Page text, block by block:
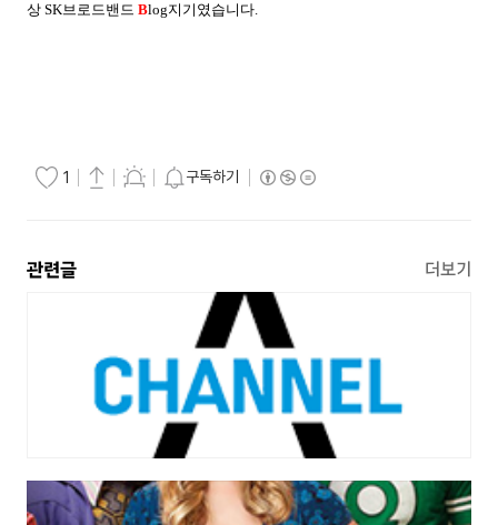
상 SK브로드밴드 Blog지기였습니다.
1 구독하기
관련글 더보기